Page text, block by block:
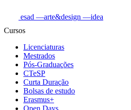
esad —arte&design —idea
Cursos
Licenciaturas
Mestrados
Pós-Graduações
CTeSP
Curta Duração
Bolsas de estudo
Erasmus+
Open Days